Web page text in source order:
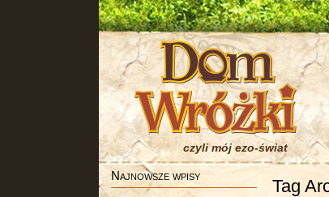
czyli mój ezo-świat
Najnowsze wpisy
Tag